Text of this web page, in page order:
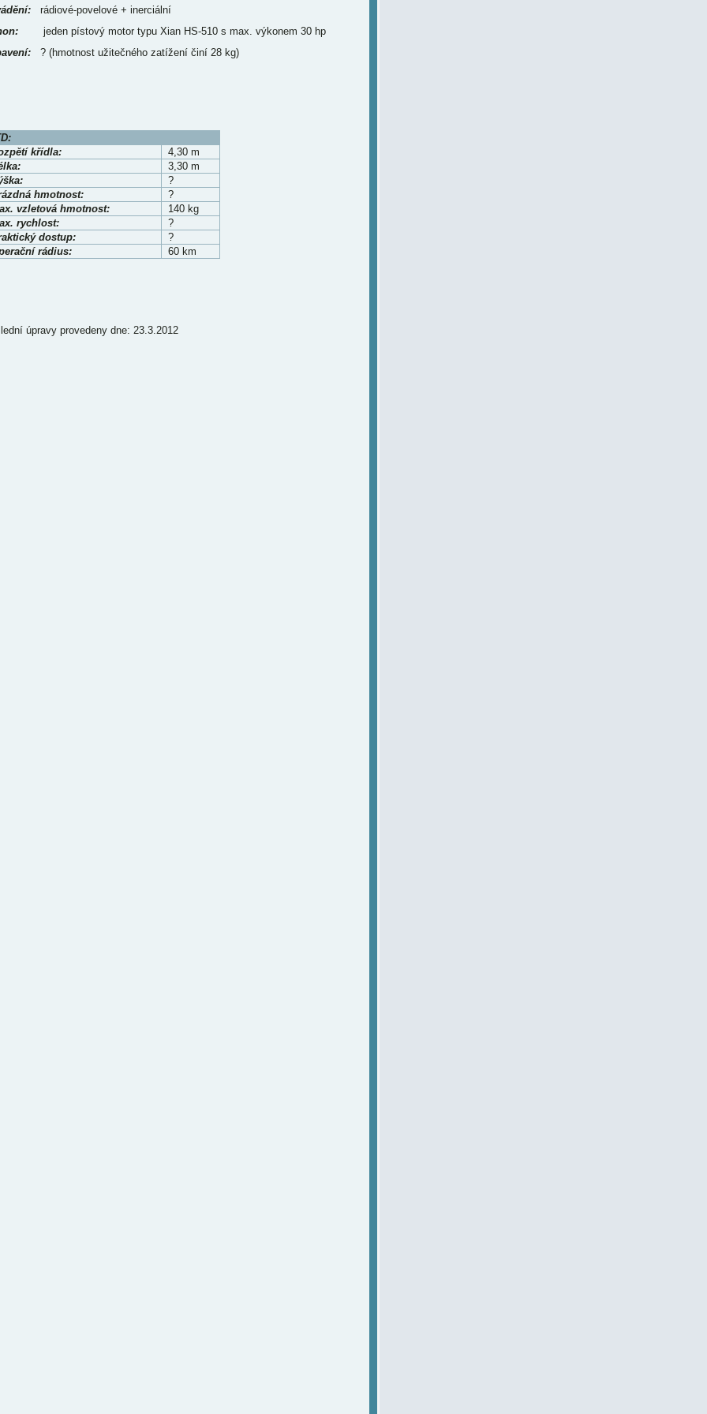
rádiové-povelové + inerciální
jeden pístový motor typu Xian HS-510 s max. výkonem 30 hp
? (hmotnost užitečného zatížení činí 28 kg)
křídla:
4,30 m
3,30 m
?
hmotnost:
?
vzletová hmotnost:
140 kg
rychlost:
?
dostup:
?
rádius:
60 km
úpravy provedeny dne: 23.3.2012